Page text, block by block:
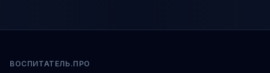
ВОСПИТАТЕЛЬ.ПРО